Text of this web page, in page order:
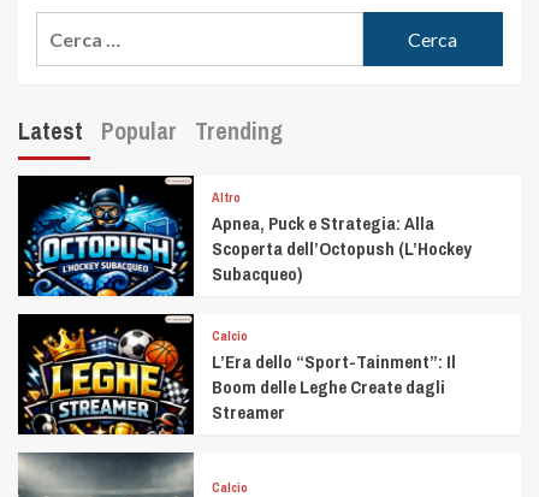
Latest Popular Trending
Altro
Apnea, Puck e Strategia: Alla
Scoperta dell’Octopush (L’Hockey
Subacqueo)
Calcio
L’Era dello “Sport-Tainment”: Il
Boom delle Leghe Create dagli
Streamer
Calcio